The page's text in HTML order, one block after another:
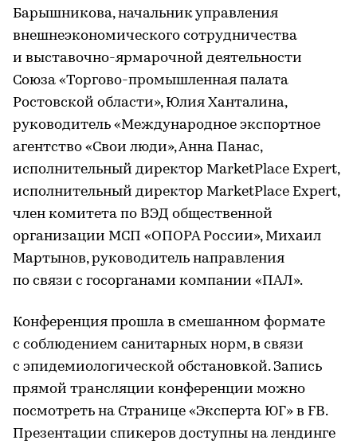
Барышникова, начальник управления
внешнеэкономического сотрудничества
и выставочно-ярмарочной деятельности
Союза «Торгово-промышленная палата
Ростовской области», Юлия Ханталина,
руководитель «Международное экспортное
агентство «Свои люди», Анна Панас,
исполнительный директор MarketPlace Expert,
исполнительный директор MarketPlace Expert,
член комитета по ВЭД общественной
организации МСП «ОПОРА России», Михаил
Мартынов, руководитель направления
по связи с госорганами компании «ПАЛ».
Конференция прошла в смешанном формате
с соблюдением санитарных норм, в связи
с эпидемиологической обстановкой. Запись
прямой трансляции конференции можно
посмотреть на Странице «Эксперта ЮГ» в FB.
Презентации спикеров доступны на лендинге